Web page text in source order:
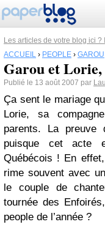
Les articles de votre blog ici ?
ACCUEIL › PEOPLE › GAROU
Garou et Lorie,
Publié le 13 août 2007 par
Ça sent le mariage
Lorie, sa
parents. La preuve
puisque cet acte
Québécois ! En
rime souvent avec
le couple de
tournée des
people de l’année ?